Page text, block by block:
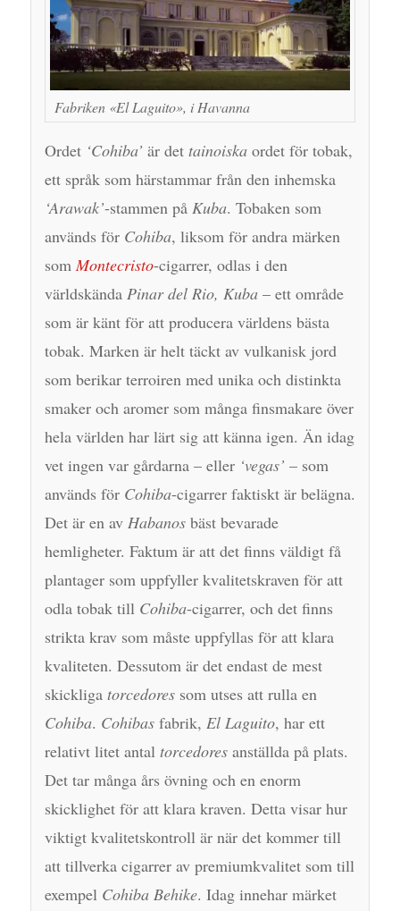
Fabriken «El Laguito», i Havanna
Ordet ‘Cohiba’ är det tainoiskaordet för tobak,
ett språk som härstammar från den inhemska
‘Arawak’-stammen på Kuba. Tobaken som
används för Cohiba, liksom för andra märken
somMontecristo-cigarrer, odlas i den
världskända Pinar del Rio, Kuba– ett område
som är känt för att producera världens bästa
tobak. Marken är helt täckt av vulkanisk jord
som berikar terroiren med unika och distinkta
smaker och aromer som många finsmakare över
hela världen har lärt sig att känna igen. Än idag
vet ingen var gårdarna – eller ‘vegas’ – som
används för Cohiba-cigarrer faktiskt är belägna.
Det är en av Habanosbäst bevarade
hemligheter. Faktum är att det finns väldigt få
plantager som uppfyller kvalitetskraven för att
odla tobak till Cohiba-cigarrer, och det finns
strikta krav som måste uppfyllas för att klara
kvaliteten. Dessutom är det endast de mest
skickliga torcedoressom utses att rulla en
Cohiba. Cohibasfabrik, El Laguito, har ett
relativt litet antal torcedoresanställda på plats.
Det tar många års övning och en enorm
skicklighet för att klara kraven. Detta visar hur
viktigt kvalitetskontroll är när det kommer till
att tillverka cigarrer av premiumkvalitet som till
exempel Cohiba Behike. Idag innehar märket